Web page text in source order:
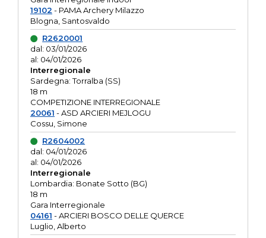
19102 - PAMA Archery Milazzo
Blogna, Santosvaldo
R2620001
dal: 03/01/2026
al: 04/01/2026
Interregionale
Sardegna: Torralba (SS)
18 m
COMPETIZIONE INTERREGIONALE
20061 - ASD ARCIERI MEJLOGU
Cossu, Simone
R2604002
dal: 04/01/2026
al: 04/01/2026
Interregionale
Lombardia: Bonate Sotto (BG)
18 m
Gara Interregionale
04161 - ARCIERI BOSCO DELLE QUERCE
Luglio, Alberto